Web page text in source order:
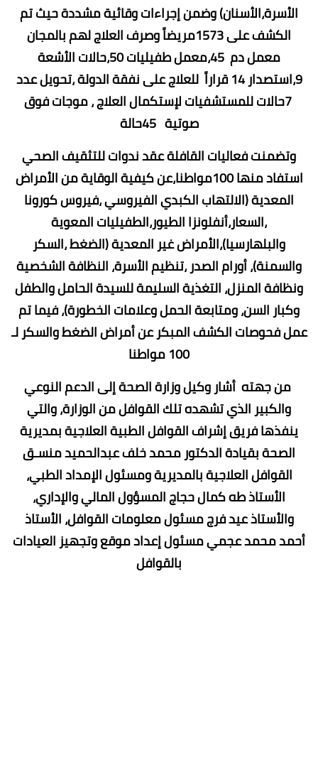
الأسرة،الأسنان) وضمن إجراءات وقائية مشددة حيث تم
الكشف على 1573مريضاً وصرف العلاج لهم بالمجان
معمل دم 45،معمل طفيليات 50،حالات الأشعة
9،استصدار 14 قراراً للعلاج على نفقة الدولة ،تحويل عدد
7حالات للمستشفيات لإستكمال العلاج ، موجات فوق
صوتية 45حالة
وتضمنت فعاليات القافلة عقد ندوات للتثقيف الصحي
استفاد منها 100مواطنا،عن كيفية الوقاية من الأمراض
المعدية (الالتهاب الكبدي الفيروسي ،فيروس كورونا
،السعار،أنفلونزا الطيور،الطفيليات المعوية
والبلهارسيا)،الأمراض غير المعدية (الضغط ،السكر
والسمنة)، أورام الصدر ،تنظيم الأسرة، النظافة الشخصية
ونظافة المنزل، التغذية السليمة للسيدة الحامل والطفل
وكبار السن، ومتابعة الحمل وعلامات الخطورة)، فيما تم
عمل فحوصات الكشف المبكر عن أمراض الضغط والسكر لـ
100 مواطنا
من جهته أشار وكيل وزارة الصحة إلى الدعم النوعي
والكبير الذي تشهده تلك القوافل من الوزارة، والتي
ينفذها فريق إشراف القوافل الطبية العلاجية بمديرية
الصحة بقيادة الدكتور محمد خلف عبدالحميد منسـق
القوافل العلاجية بالمديرية ومسئول الإمداد الطبي،
الأستاذ طه كمال حجاج المسؤول المالي والإداري،
والأستاذ عيد فرج مسئول معلومات القوافل، الأستاذ
أحمد محمد عجمي مسئول إعداد موقع وتجهيز العيادات
بالقوافل